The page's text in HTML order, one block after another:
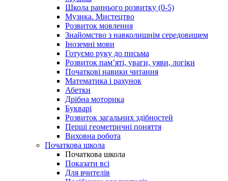
Школа раннього розвитку (0-5)
Музика. Мистецтво
Розвиток мовлення
Знайомство з навколишнім середовищем
Іноземні мови
Готуємо руку до письма
Розвиток пам’яті, уваги, уяви, логіки
Початкові навики читання
Математика і рахунок
Абетки
Дрібна моторика
Букварі
Розвиток загальних здібностей
Перші геометричні поняття
Виховна робота
Початкова школа
Початкова школа
Показати всі
Для вчителів